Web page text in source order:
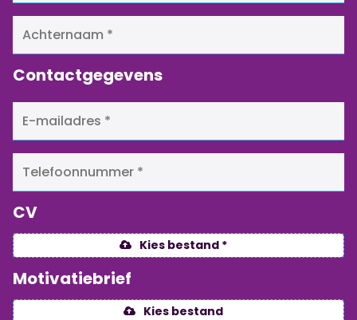
Contactgegevens
CV
Kies bestand *
Motivatiebrief
Kies bestand